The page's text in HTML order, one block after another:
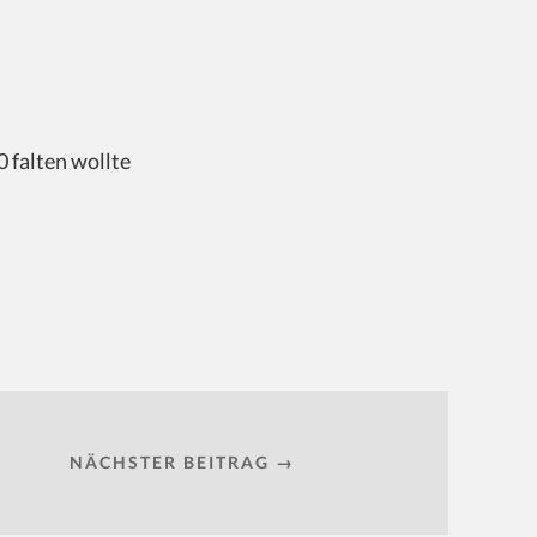
falten wollte
NÄCHSTER BEITRAG →